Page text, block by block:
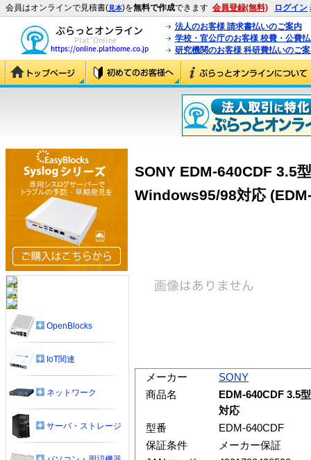
会員はオンラインで見積書(見本)を無料で作成できます 会員登録(無料) ログイン
法人のお客様 請求書払いのご案内
学校・官公庁のお客様 校費・公費
研究機関のお客様 科研費払いのご
SONY EDM-640CDF 3.5
Windows95/98対応
メーカー
SONY
商品名
EDM-640CDF 3.5
対応
型番
EDM-640CDF
保証条件
メーカー保証
OpenBlocks
IoT関連
ネットワーク
サーバ・ストレージ